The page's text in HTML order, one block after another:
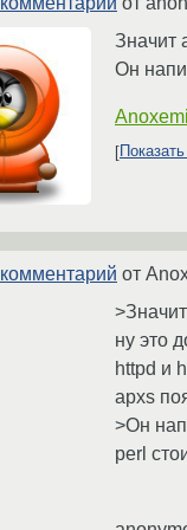
Значит
Он
комментарий от
ну это
httpd и
apxs
>Он
perl